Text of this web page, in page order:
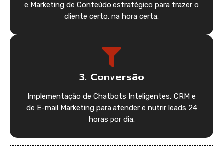
e Marketing de Conteúdo estratégico para trazer o
cliente certo, na hora certa.
3. Conversão
Implementação de Chatbots Inteligentes, CRM e
de E-mail Marketing para atender e nutrir leads 24
horas por dia.